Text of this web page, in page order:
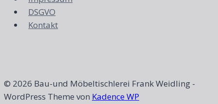
DSGVO
Kontakt
© 2026 Bau-und Möbeltischlerei Frank Weidling -
WordPress Theme von Kadence WP